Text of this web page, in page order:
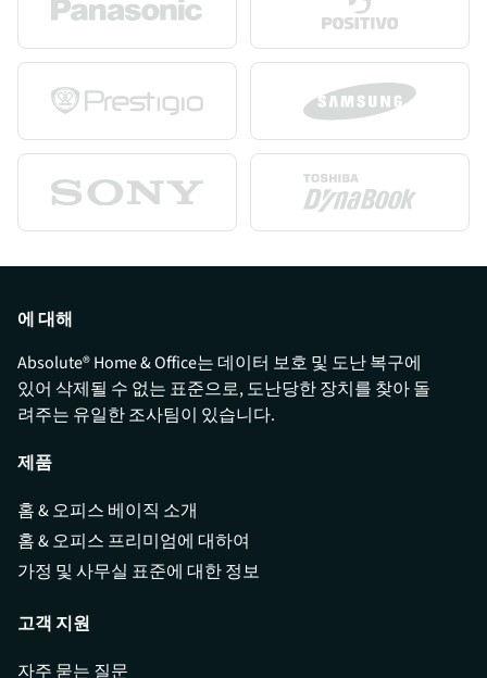
에 대해
Absolute® Home & Office는 데이터 보호 및 도난 복구에
있어 삭제될 수 없는 표준으로, 도난당한 장치를 찾아 돌
려주는 유일한 조사팀이 있습니다.
제품
홈 & 오피스 베이직 소개
홈 & 오피스 프리미엄에 대하여
가정 및 사무실 표준에 대한 정보
고객 지원
자주 묻는 질문